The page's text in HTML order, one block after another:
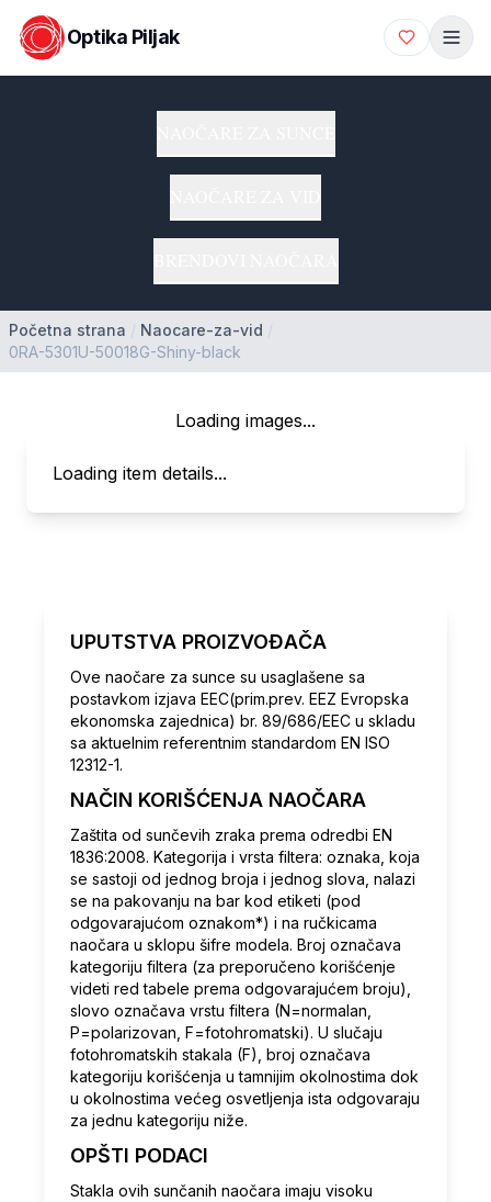
Optika Piljak
Početna strana / Naocare-za-vid /
0RA-5301U-50018G-Shiny-black
Loading images...
Loading item details...
UPUTSTVA PROIZVOĐAČA
Ove naočare za sunce su usaglašene sa
postavkom izjava EEC(prim.prev. EEZ Evropska
ekonomska zajednica) br. 89/686/EEC u skladu
sa aktuelnim referentnim standardom EN ISO
12312-1.
NAČIN KORIŠĆENJA NAOČARA
Zaštita od sunčevih zraka prema odredbi EN
1836:2008. Kategorija i vrsta filtera: oznaka, koja
se sastoji od jednog broja i jednog slova, nalazi
se na pakovanju na bar kod etiketi (pod
odgovarajućom oznakom*) i na ručkicama
naočara u sklopu šifre modela. Broj označava
kategoriju filtera (za preporučeno korišćenje
videti red tabele prema odgovarajućem broju),
slovo označava vrstu filtera (N=normalan,
P=polarizovan, F=fotohromatski). U slučaju
fotohromatskih stakala (F), broj označava
kategoriju korišćenja u tamnijim okolnostima dok
u okolnostima većeg osvetljenja ista odgovaraju
za jednu kategoriju niže.
OPŠTI PODACI
Stakla ovih sunčanih naočara imaju visoku